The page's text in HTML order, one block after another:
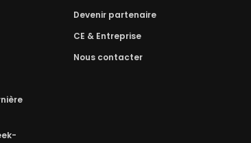
Devenir partenaire
CE & Entreprise
Nous contacter